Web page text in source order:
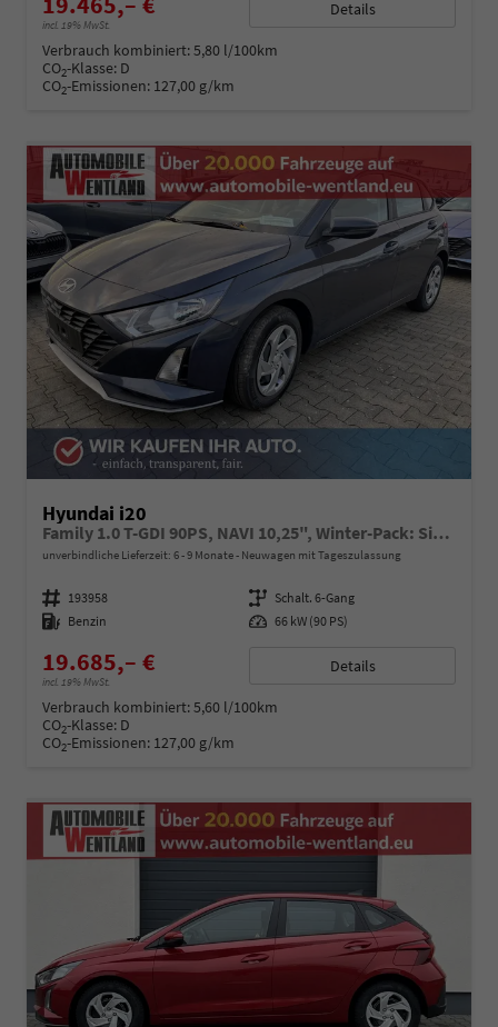
incl. 19% MwSt.
Details
Verbrauch kombiniert:5,80 l/100km
CO2-Klasse: D
CO2-Emissionen: 127,00 g/km
Hyundai i20
Family 1.0 T-GDI 90PS, NAVI 10,25", Winter-Pack: Sitzheizung + Lenkradheizung, 16" ALU, Klimaautomatik, Privacy-Glas, Parksensoren hinten, Rückfahrkamera, Tempomat, Lederlenkrad, Reserverad, Alarm, Armlehne, 4x elektr. Fensterheber
unverbindliche Lieferzeit: 6 - 9 Monate Neuwagen mit Tageszulassung
Fahrzeugnummer 193958 Getriebe Schalt. 6-Gang
Kraftstoff Benzin Leistung 66 kW (90 PS)
19.685,– €
incl. 19% MwSt.
Details
Verbrauch kombiniert:5,60 l/100km
CO2-Klasse: D
CO2-Emissionen: 127,00 g/km